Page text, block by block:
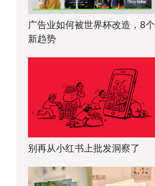
广告业如何被世界杯改造，8个
新趋势
别再从小红书上批发洞察了